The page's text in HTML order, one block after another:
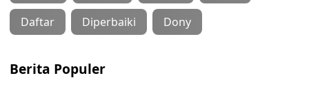
Daftar Diperbaiki Dony
Berita Populer